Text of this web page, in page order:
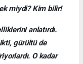
miydi? Kim bilir!
anlatırdı.
gürültü de
O kadar